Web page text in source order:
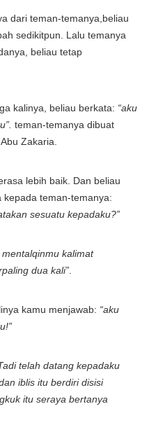
dari teman-temanya,beliau
sedikitpun. Lalu temanya
beliau tetap
kalinya, beliau berkata: “aku
teman-temanya dibuat
Zakaria.
lebih baik. Dan beliau
teman-temanya:
sesuatu kepadaku?”
mentalqinmu kalimat
dua kali”
kamu menjawab: “aku
telah datang kepadaku
iblis itu berdiri disisi
itu seraya bertanya